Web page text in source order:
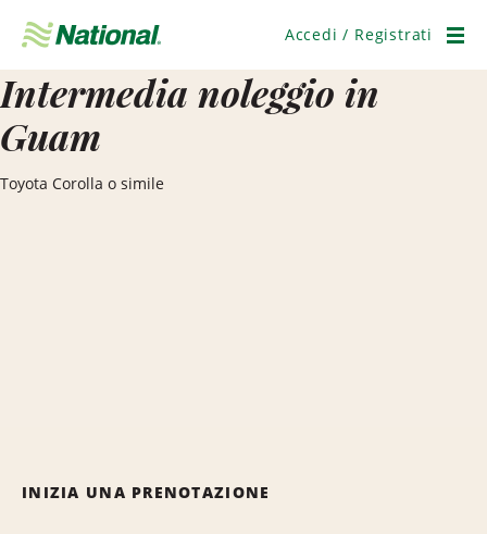
navigazione
Accedi / Registrati
Intermedia noleggio in
Guam
Toyota Corolla o simile
INIZIA UNA PRENOTAZIONE